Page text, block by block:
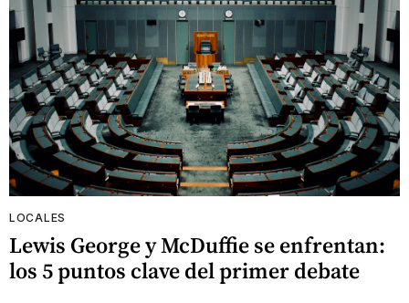
LOCALES
Lewis George y McDuffie se enfrentan:
los 5 puntos clave del primer debate